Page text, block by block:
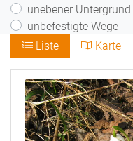
unebener Untergrund
unbefestigte Wege
Liste
Karte